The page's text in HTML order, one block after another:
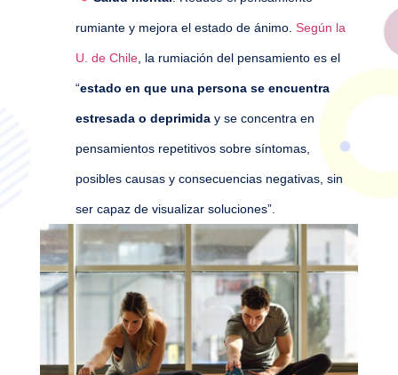
rumiante y mejora el estado de ánimo. Según la
U. de Chile, la rumiación del pensamiento es el
“estado en que una persona se encuentra
estresada o deprimiday se concentra en
pensamientos repetitivos sobre síntomas,
posibles causas y consecuencias negativas, sin
ser capaz de visualizar soluciones”.